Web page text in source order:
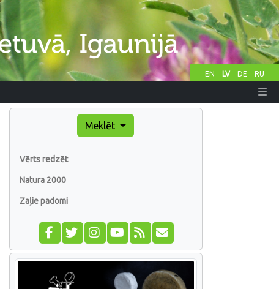
EN LV DE RU
Meklēt
Vērts redzēt
Natura 2000
Zaļie padomi